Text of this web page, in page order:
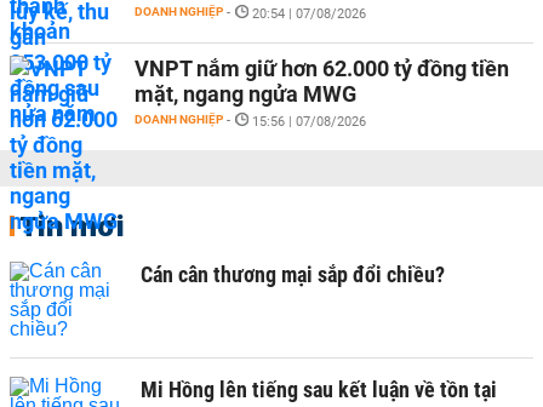
DOANH NGHIỆP - 20:54 | 07/08/2026
VNPT nắm giữ hơn 62.000 tỷ đồng tiền
mặt, ngang ngửa MWG
DOANH NGHIỆP - 15:56 | 07/08/2026
Tin mới
Cán cân thương mại sắp đổi chiều?
Mi Hồng lên tiếng sau kết luận về tồn tại